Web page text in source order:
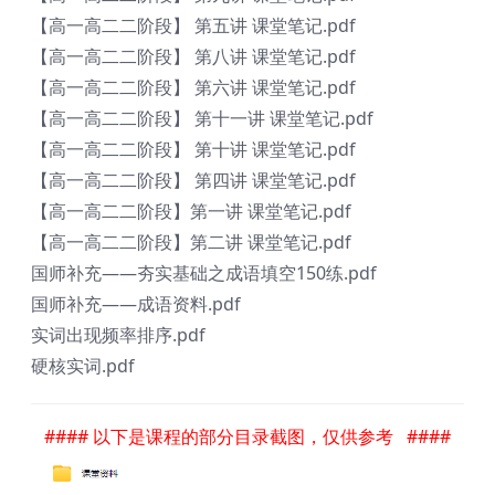
【高一高二二阶段】 第五讲 课堂笔记.pdf
【高一高二二阶段】 第八讲 课堂笔记.pdf
【高一高二二阶段】 第六讲 课堂笔记.pdf
【高一高二二阶段】 第十一讲 课堂笔记.pdf
【高一高二二阶段】 第十讲 课堂笔记.pdf
【高一高二二阶段】 第四讲 课堂笔记.pdf
【高一高二二阶段】第一讲 课堂笔记.pdf
【高一高二二阶段】第二讲 课堂笔记.pdf
国师补充——夯实基础之成语填空150练.pdf
国师补充——成语资料.pdf
实词出现频率排序.pdf
硬核实词.pdf
#### 以下是课程的部分目录截图，仅供参考 ####